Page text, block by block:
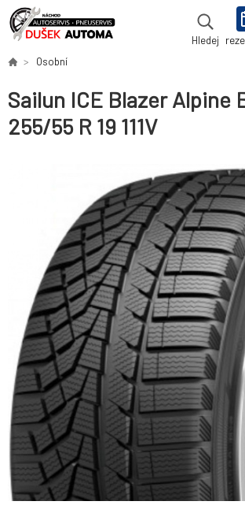
Hledej
Osobní
Sailun ICE Blazer Alpine
255/55 R 19 111V